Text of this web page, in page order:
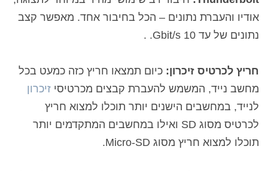
אודיו והעברת נתונים – הכל בחיבור אחד. מאפשר קצב
נתונים של עד 10 Gbit/s
.
.
חריץ לכרטיס זיכרון: כיום תמצאו חריץ כזה כמעט בכל
מחשב נייד, המשמש להעברת קבצים מכרטיסי זיכרון
לנייד, במחשבים הישנים יותר תוכלו למצוא חריץ
לכרטיס מסוג SD ואילו במחשבים המתקדמים יותר
תוכלו למצוא חריץ מסוג Micro-SD.